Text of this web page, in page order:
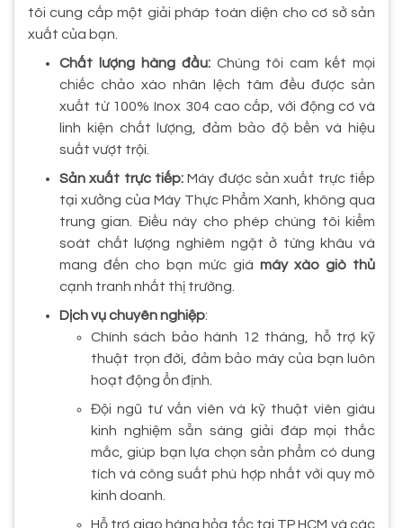
tôi cung cấp một giải pháp toàn diện cho cơ sở sản
xuất của bạn.
Chất lượng hàng đầu:Chúng tôi cam kết mọi
chiếc chảo xào nhân lệch tâm đều được sản
xuất từ 100% Inox 304 cao cấp, với động cơ và
linh kiện chất lượng, đảm bảo độ bền và hiệu
suất vượt trội.
Sản xuất trực tiếp: Máy được sản xuất trực tiếp
tại xưởng của Máy Thực Phẩm Xanh, không qua
trung gian. Điều này cho phép chúng tôi kiểm
soát chất lượng nghiêm ngặt ở từng khâu và
mang đến cho bạn mức giá máy xào giò thủ
cạnh tranh nhất thị trường.
Dịch vụ chuyên nghiệp:
Chính sách bảo hành 12 tháng, hỗ trợ kỹ
thuật trọn đời, đảm bảo máy của bạn luôn
hoạt động ổn định.
Đội ngũ tư vấn viên và kỹ thuật viên giàu
kinh nghiệm sẵn sàng giải đáp mọi thắc
mắc, giúp bạn lựa chọn sản phẩm có dung
tích và công suất phù hợp nhất với quy mô
kinh doanh.
Hỗ trợ giao hàng hỏa tốc tại TP.HCM và các